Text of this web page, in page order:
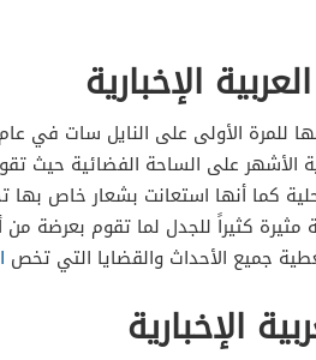
الإخبارية
الأشهر على الساحة الفضائية
كما أنها استعانت بشعار خاص بها
مثيرة كثيراً للجدل لما تقوم بعرضة
جميع الأحداث والقضايا التي تخص
الإخبارية